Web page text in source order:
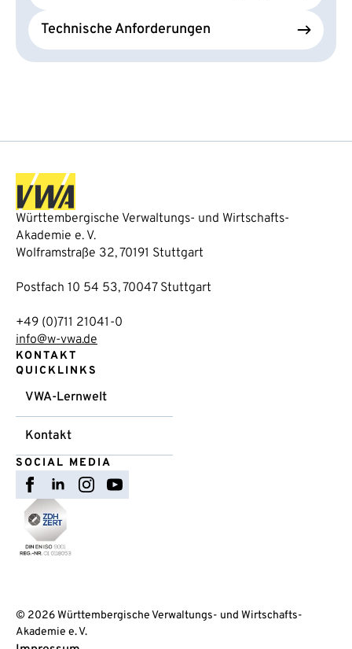
Technische Anforderungen
Württembergische Verwaltungs- und Wirtschafts-
Akademie e. V.
Wolframstraße 32, 70191 Stuttgart
Postfach 10 54 53, 70047 Stuttgart
+49 (0)711 21041-0
info@w-vwa.de
KONTAKT
QUICKLINKS
VWA-Lernwelt
Kontakt
SOCIAL MEDIA
© 2026 Württembergische Verwaltungs- und Wirtschafts-
Akademie e. V.